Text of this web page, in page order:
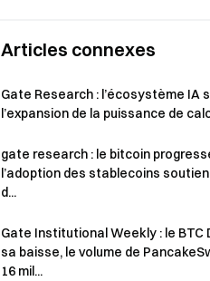
Articles connexes
Gate Research : l’écosystème IA
l’expansion de la puissance de
gate research : le bitcoin
l’adoption des stablecoins
d...
Gate Institutional Weekly : le BTC
sa baisse, le volume de
16 mil...